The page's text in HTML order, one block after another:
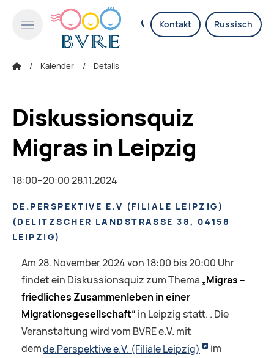
Kontakt Russisch
Kalender Details
Diskussionsquiz
Migras in Leipzig
18:00–20:00 28.11.2024
DE.PERSPEKTIVE E.V (FILIALE LEIPZIG)
(DELITZSCHER LANDSTRASSE 38, 04158 L
EIPZIG
)
Am 28. November 2024 von 18:00 bis 20:00 Uhr
findet ein Diskussionsquiz zum Thema „Migras –
friedliches Zusammenleben in einer
Migrationsgesellschaft“ in Leipzig statt. . Die
Veranstaltung wird vom BVRE e.V. mit
demde.Perspektive e.V. (Filiale Leipzig)
im